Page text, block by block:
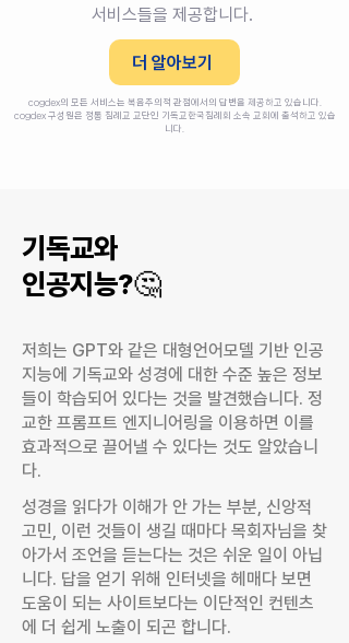
서비스들을 제공합니다.
더 알아보기
cogdex의 모든 서비스는 복음주의적 관점에서의 답변을 제공하고 있습니다.
cogdex 구성원은 정통 침례교 교단인 기독교한국침례회 소속 교회에 출석하고 있습
니다.
​기독교와
인공지능?🤔
저희는 GPT와 같은 대형언어모델 기반 인공
지능에 기독교와 성경에 대한 수준 높은 정보
들이 학습되어 있다는 것을 발견했습니다. 정
교한 프롬프트 엔지니어링을 이용하면 이를
효과적으로 끌어낼 수 있다는 것도 알았습니
다.
성경을 읽다가 이해가 안 가는 부분, 신앙적
고민, 이런 것들이 생길 때마다 목회자님을 찾
아가서 조언을 듣는다는 것은 쉬운 일이 아닙
니다. 답을 얻기 위해 인터넷을 헤매다 보면
도움이 되는 사이트보다는 이단적인 컨텐츠
에 더 쉽게 노출이 되곤 합니다.